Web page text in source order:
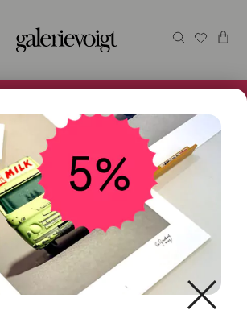
5% Bei Newsletteranmeldung.
/ Paris von der Défense